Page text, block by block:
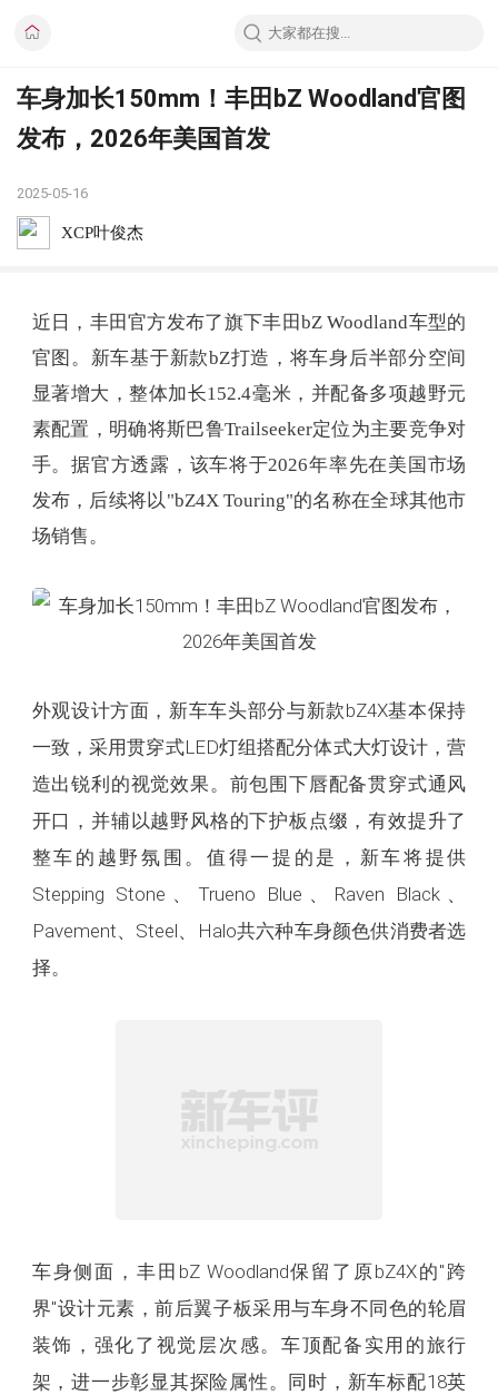
车身加长150mm！丰田bZ Woodland官图
发布，2026年美国首发
2025-05-16
XCP叶俊杰
近日，丰田官方发布了旗下丰田bZ Woodland车型的
官图。新车基于新款bZ打造，将车身后半部分空间
显著增大，整体加长152.4毫米，并配备多项越野元
素配置，明确将斯巴鲁Trailseeker定位为主要竞争对
手。据官方透露，该车将于2026年率先在美国市场
发布，后续将以"bZ4X Touring"的名称在全球其他市
场销售。
外观设计方面，新车车头部分与新款bZ4X基本保持
一致，采用贯穿式LED灯组搭配分体式大灯设计，营
造出锐利的视觉效果。前包围下唇配备贯穿式通风
开口，并辅以越野风格的下护板点缀，有效提升了
整车的越野氛围。值得一提的是，新车将提供
Stepping Stone、Trueno Blue、Raven Black、
Pavement、Steel、Halo共六种车身颜色供消费者选
择。
车身侧面，丰田bZ Woodland保留了原bZ4X的"跨
界"设计元素，前后翼子板采用与车身不同色的轮眉
装饰，强化了视觉层次感。车顶配备实用的旅行
架，进一步彰显其探险属性。同时，新车标配18英